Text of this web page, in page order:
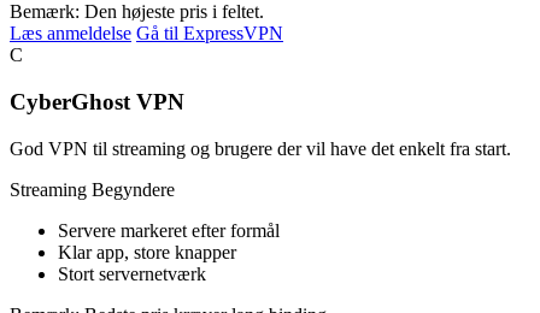
Bemærk: Den højeste pris i feltet.
Læs anmeldelse Gå til ExpressVPN
C
CyberGhost VPN
God VPN til streaming og brugere der vil have det enkelt fra start.
Streaming Begyndere
Servere markeret efter formål
Klar app, store knapper
Stort servernetværk